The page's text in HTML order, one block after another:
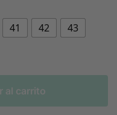
41 42
43
al carrito